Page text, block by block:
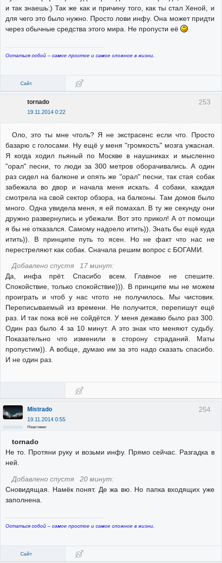
и так знаешь:) Так же как и причину того, как ты стал Хеной, и
для чего это было нужно. Просто лови инфу. Она может придти
через обычные средства этого мира. Не пропусти её
Остаться собой – самое простое и самое сложное в жизни.
Сайт
253
tornado
19.11.2014 0:22
Оло, это ты мне чтоль? Я не экстрасенс если что. Просто
базарю с голосами. Ну ещё у меня "громкость" мозга ужасная.
Я когда ходил пьяный по Москве в наушниках и мысленно
"орал" песни, то люди за 300 метров оборачивались. А один
раз сидел на балконе и опять же "орал" песни, так стая собак
забежала во двор и начала меня искать. 4 собаки, каждая
смотрела на свой сектор обзора, на балконы. Там домов было
много. Одна увидела меня, я ей помахал. В ту же секунду они
дружно развернулись и убежали. Вот это прикол! А от помощи
я бы не отказался. Самому надоело итить)). Знать бы ещё куда
итить)). В принципе путь то ясен. Но не факт что нас не
перестреляют как собак. Сначала решим вопрос с БОГАМИ.
Добавлено спустя 17 минут:
Да, инфа прёт. Спасибо всем. Главное не спешите.
Спокойствие, только спокойствие))). В принципе мы не можем
проиграть и чтоб у нас чтото не получилось. Мы чистовик.
Переписываемый из времени. Не получится, перепишут ещё
раз. И так пока всё не сойдётся. У меня дежавю было раз 300.
Один раз было 4 за 10 минут. А это знак что меняют судьбу.
Показательно что изменили в сторону страданий. Маты
пропустим)). А вобще, думаю им за это надо сказать спасибо.
И не один раз.
254
Mistrado
19.11.2014 0:55
Неактивен
tornado
Не то. Протяни руку и возьми инфу. Прямо сейчас. Разгадка в
ней.
Добавлено спустя 20 минут:
Сновидящая. Намёк понят. Де жа вю. Но папка входящих уже
заполнена.
Остаться собой – самое простое и самое сложное в жизни.
Сайт